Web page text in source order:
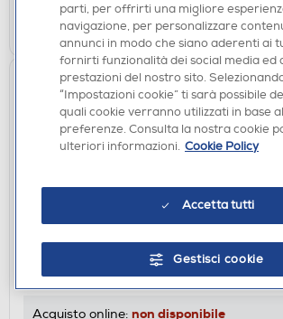
CERCA NEGOZIO
SONOS - STAND PER ERA 300-
DISPONIBILE SOLO IN NEGOZIO
Acquisto online: non disponibile
parti, per offrirti una migliore
navigazione, per personalizzare
annunci in modo che siano aderenti ai
fornirti funzionalità dei social media ed
prestazioni del nostro sito.
“Impostazioni cookie” ti sarà possibile
quali cookie verranno utilizzati in base
preferenze. Consulta la nostra cookie
ulteriori informazioni. Cookie Policy
Accetta tutti
Gestisci cookie